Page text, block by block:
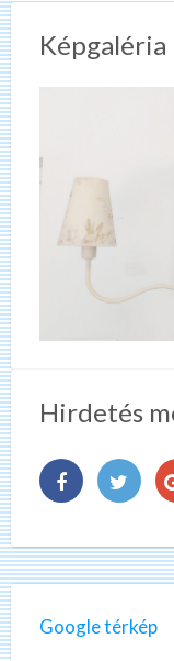
Képgaléria
Hirdetés
Google térkép